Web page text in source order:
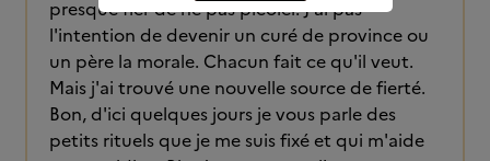
presque fier de ne pas picoler. J'ai pas
l'intention de devenir un curé de province ou
un père la morale. Chacun fait ce qu'il veut.
Mais j'ai trouvé une nouvelle source de fierté.
Bon, d'ici quelques jours je vous parle des
petits rituels que je me suis fixé et qui m'aide